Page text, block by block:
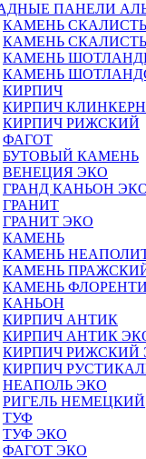
ПАНЕЛИ
КАМЕНЬ
КАМЕНЬ
КАМЕНЬ
КАМЕНЬ
КИРПИЧ
КИРПИЧ
КИРПИЧ РИЖСКИЙ
ФАГОТ
БУТОВЫЙ КАМЕНЬ
ВЕНЕЦИЯ ЭКО
ГРАНД КАНЬОН
ГРАНИТ
ГРАНИТ ЭКО
КАМЕНЬ
КАМЕНЬ
КАМЕНЬ
КАМЕНЬ
КАНЬОН
КИРПИЧ АНТИК
КИРПИЧ АНТИК
КИРПИЧ РИЖСКИЙ
КИРПИЧ
НЕАПОЛЬ ЭКО
РИГЕЛЬ НЕМЕЦКИЙ
ТУФ
ТУФ ЭКО
ФАГОТ ЭКО